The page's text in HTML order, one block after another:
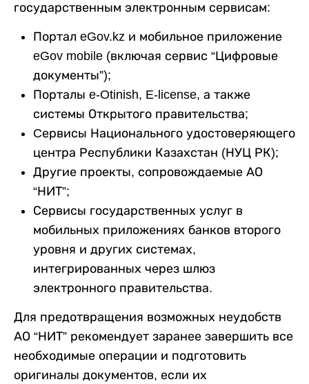
государственным электронным сервисам:
Портал eGov.kz и мобильное приложение
eGov mobile (включая сервис “Цифровые
документы”);
Порталы e-Otinish, E-license, а также
системы Открытого правительства;
Cервисы Национального удостоверяющего
центра Республики Казахстан (НУЦ РК);
Другие проекты, сопровождаемые АО
“НИТ”;
Сервисы государственных услуг в
мобильных приложениях банков второго
уровня и других системах,
интегрированных через шлюз
электронного правительства.
Для предотвращения возможных неудобств
АО “НИТ” рекомендует заранее завершить все
необходимые операции и подготовить
оригиналы документов, если их